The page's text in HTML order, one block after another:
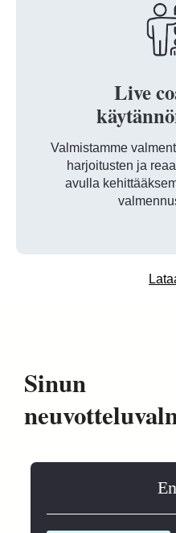
Live
Valmistamme
harjoitusten ja
avulla
Sinun